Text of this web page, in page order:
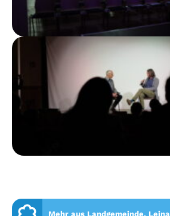
Mehr aus Landgemeinde, Leina